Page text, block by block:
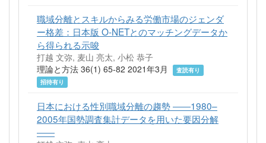
職域分離とスキルからみる労働市場のジェンダ
ー格差：日本版 O-NETとのマッチングデータか
ら得られる示唆
打越 文弥, 麦山 亮太, 小松 恭子
理論と方法 36(1) 65-82 2021年3月
査読有り
招待有り
日本における性別職域分離の趨勢 ――1980–
2005年国勢調査集計データを用いた要因分解
――